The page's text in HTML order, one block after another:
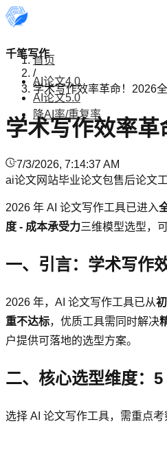
千笔写作
AI论文4.0
AI论文5.0
降AI率/重复率
首页
/
学术写作效率革命！2026
学术写作效率
7/3/2026, 7:14:37 AM
ai论文网站毕业论文包售后论文
2026 年 AI 论文写作工具已进入
度 - 成本承受力三维模型选型，
一、引言：学术写作
2026 年，AI 论文写作工具已从
重不达标，优质工具需同时解决
户提供可落地的选型方案。
二、核心选型维度：
选择 AI 论文写作工具，需重点考